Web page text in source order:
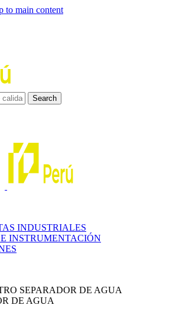
to main content
Search
INDUSTRIALES
INSTRUMENTACIÓN
SEPARADOR DE AGUA
DE AGUA